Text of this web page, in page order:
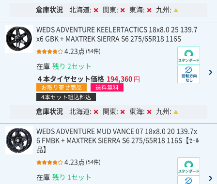
倉庫状況 北海道: 関東: 東海: 九州:
WEDS ADVENTURE KEELERTACTICS 18x8.0 25 139.7
x6 GBK + MAXTREK SIERRA S6 275/65R18 116S
4.23点 (54件)
在庫 残り 2セット
４本タイヤセット価格 194,360 円
お取り寄せ商品
送料無料
4本セット組込料込
倉庫状況 北海道: 関東: 東海: 九州:
WEDS ADVENTURE MUD VANCE 07 18x8.0 20 139.7x
6 FMBK + MAXTREK SIERRA S6 275/65R18 116S【ｾｰﾙ
品】
4.23点 (54件)
在庫 残り 1セット